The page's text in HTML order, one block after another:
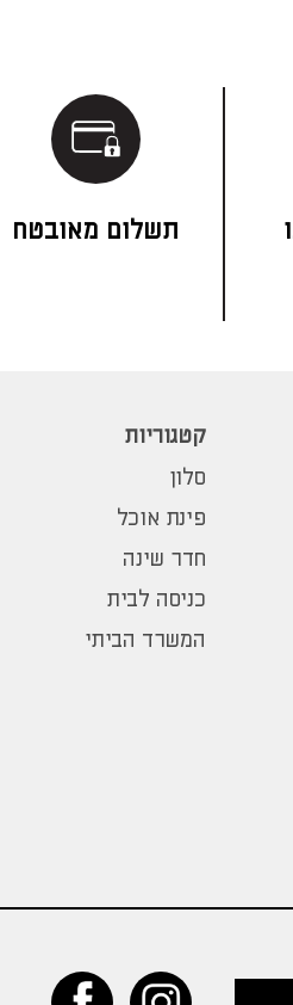
תשלום מאובטח
קטגוריות
סלון
פינת אוכל
חדר שינה
כניסה לבית
המשרד הביתי